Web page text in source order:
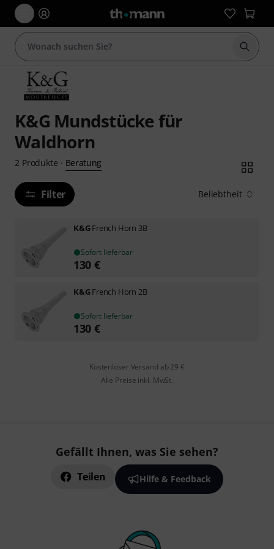
Suche
K&G Mundstücke für
Waldhorn
2 Produkte · Beratung
Filter Beliebtheit
K&GFrench Horn 3B
Sofort lieferbar
130 €
K&GFrench Horn 2B
Sofort lieferbar
130 €
Kostenloser Versand ab 29 €
Alle Preise inkl. MwSt.
Gefällt Ihnen, was Sie sehen?
Teilen Hilfe & Feedback